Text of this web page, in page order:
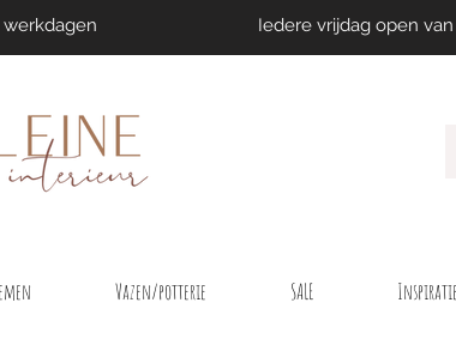
Iedere vrijdag open van
Vazen/potterie SALE Inspiratie